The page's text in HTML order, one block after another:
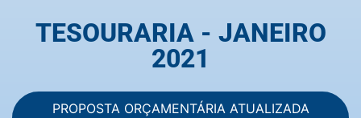
TESOURARIA - JANEIRO
2021
PROPOSTA ORÇAMENTÁRIA ATUALIZADA